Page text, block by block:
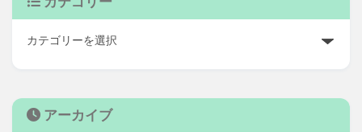
アーカイブ